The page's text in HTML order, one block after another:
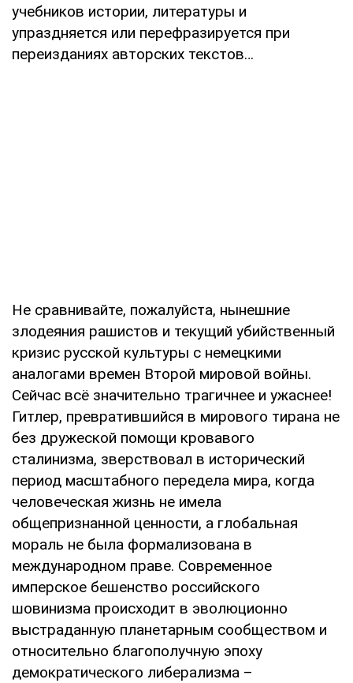
учебников истории, литературы и
упраздняется или перефразируется при
переизданиях авторских текстов…
Не сравнивайте, пожалуйста, нынешние
злодеяния рашистов и текущий убийственный
кризис русской культуры с немецкими
аналогами времен Второй мировой войны.
Сейчас всё значительно трагичнее и ужаснее!
Гитлер, превратившийся в мирового тирана не
без дружеской помощи кровавого
сталинизма, зверствовал в исторический
период масштабного передела мира, когда
человеческая жизнь не имела
общепризнанной ценности, а глобальная
мораль не была формализована в
международном праве. Современное
имперское бешенство российского
шовинизма происходит в эволюционно
выстраданную планетарным сообществом и
относительно благополучную эпоху
демократического либерализма –